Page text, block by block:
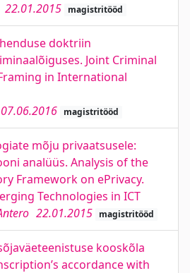
22.01.2015 magistritööd
doktriin
Joint Criminal
in International
07.06.2016 magistritööd
mõju privaatsusele:
analüüs. Analysis of the
Framework on ePrivacy.
Technologies in ICT
22.01.2015 magistritööd
kooskõla
accordance with